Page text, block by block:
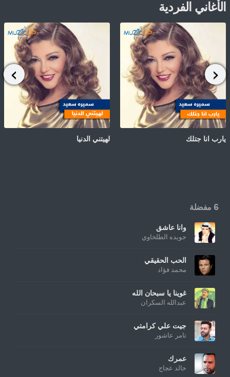
الأغاني الفردية
يارب انا جتلك لهيتني الدنيا
6 مفضلة
وانا عاشق
جويده الطلخاوي
الحب الحقيقي
محمد فؤاد
غوينا يا سبحان الله
عبدالله السكران
جيت علي كرامتي
تامر عاشور
عمرك
خالد عجاج